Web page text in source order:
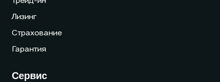
Лизинг
Страхование
Гарантия
Сервис